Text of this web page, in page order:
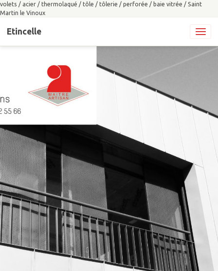
volets / acier / thermolaqué / tôle / tôlerie / perforée / baie vitrée / Saint
Martin le Vinoux
Etincelle